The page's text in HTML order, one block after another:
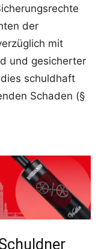
der
mit
und gesicherter
schuldhaft
Schaden (§